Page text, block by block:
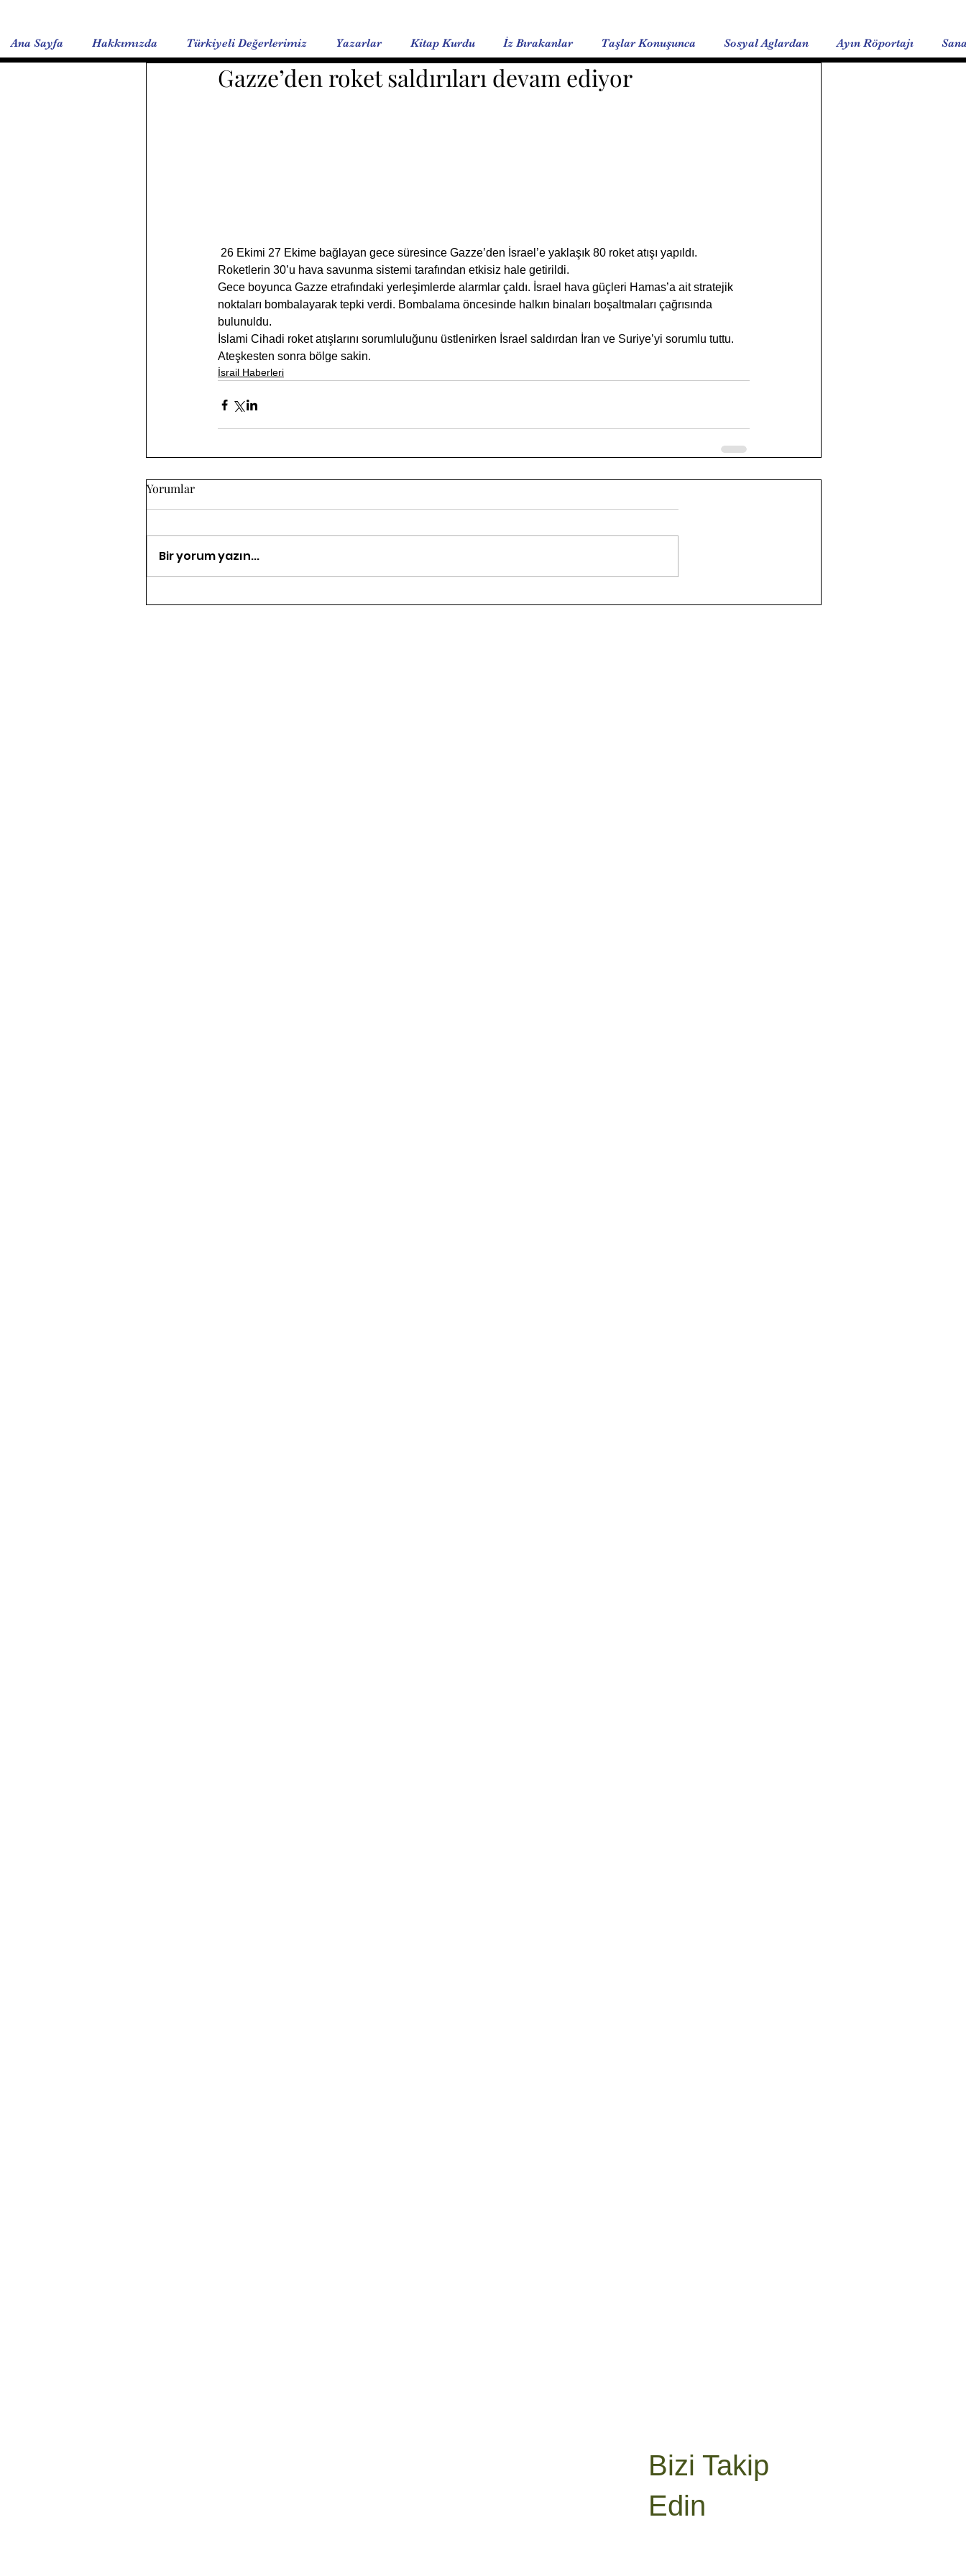
Ana Sayfa Hakkımızda Türkiyeli Değerlerimiz Yazarlar Kitap Kurdu İz Bırakanlar Taşlar Konuşunca Sosyal Aglardan Ayın Röportajı
Gazze’den roket saldırıları devam ediyor
Roketlerin 30’u hava savunma sistemi tarafından etkisiz hale getirildi.
Gece boyunca Gazze etrafındaki yerleşimlerde alarmlar çaldı. İsrael hava güçleri Hamas’a ait stratejik
noktaları bombalayarak tepki verdi. Bombalama öncesinde halkın binaları boşaltmaları çağrısında
bulunuldu.
İslami Cihadi roket atışlarını sorumluluğunu üstlenirken İsrael saldırdan İran ve Suriye’yi sorumlu tuttu.
Ateşkesten sonra bölge sakin.
İsrail Haberleri
Yorumlar
Bir yorum yazın...
Bizi Takip
Edin